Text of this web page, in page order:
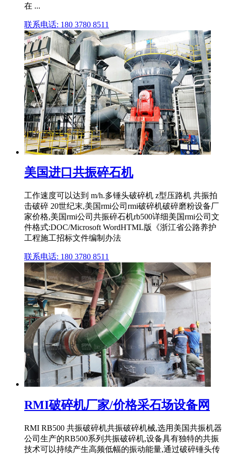
在 ...
联系电话: 180 3780 8511
美国进口共振碎石机
工作速度可以达到 m/h.多锤头破碎机 z型压路机 共振拍
击破碎 20世纪末,美国rmi公司rmi破碎机破碎磨粉设备厂
家价格,美国rmi公司共振碎石机rb500详细美国rmi公司文
件格式:DOC/Microsoft WordHTML版《浙江省公路养护
工程施工招标文件编制办法
联系电话: 180 3780 8511
RMI破碎机厂家/价格采石场设备网
RMI RB500 共振破碎机共振破碎机械,选用美国共振机器
公司生产的RB500系列共振破碎机,设备具有独特的共振
技术可以持续产生高频低幅的振动能量,通过破碎锤头传